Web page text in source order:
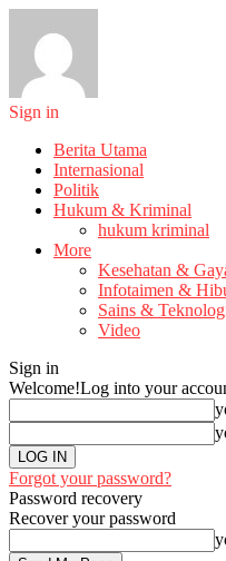
Sign in
Berita Utama
Internasional
Politik
Hukum & Kriminal
hukum kriminal
More
Kesehatan &
Infotaimen &
Sains &
Video
Sign in
Welcome!Log into your
Forgot your password?
Password recovery
Recover your password